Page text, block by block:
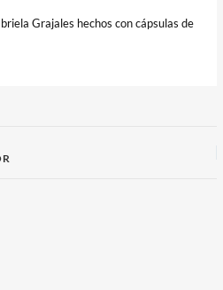
Grajales hechos con cápsulas de